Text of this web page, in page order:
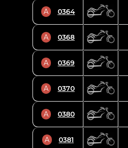
A 0364
A 0368
A 0369
A 0370
A 0380
A 0381